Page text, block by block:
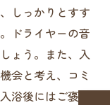
しっかりとすす
ドライヤーの音
ょう。また、入
会と考え、コミ
浴後にはご褒美